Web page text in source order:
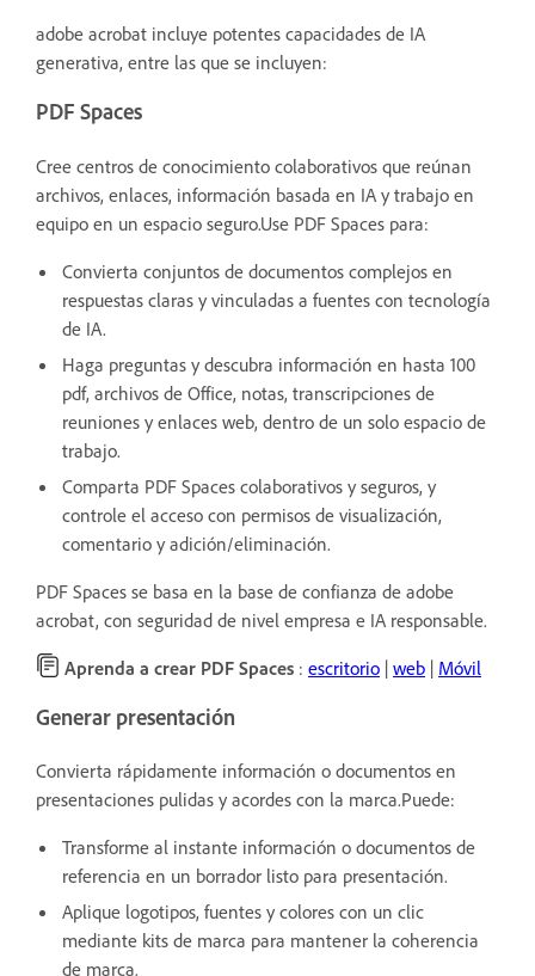
adobe acrobat incluye potentes capacidades de IA
generativa, entre las que se incluyen:
PDF Spaces
Cree centros de conocimiento colaborativos que reúnan
archivos, enlaces, información basada en IA y trabajo en
equipo en un espacio seguro.Use PDF Spaces para:
Convierta conjuntos de documentos complejos en
respuestas claras y vinculadas a fuentes con tecnología
de IA.
Haga preguntas y descubra información en hasta 100
pdf, archivos de Office, notas, transcripciones de
reuniones y enlaces web, dentro de un solo espacio de
trabajo.
Comparta PDF Spaces colaborativos y seguros, y
controle el acceso con permisos de visualización,
comentario y adición/eliminación.
PDF Spaces se basa en la base de confianza de adobe
acrobat, con seguridad de nivel empresa e IA responsable.
Aprenda a crear PDF Spaces : escritorio | web | Móvil
Generar presentación
Convierta rápidamente información o documentos en
presentaciones pulidas y acordes con la marca.Puede:
Transforme al instante información o documentos de
referencia en un borrador listo para presentación.
Aplique logotipos, fuentes y colores con un clic
mediante kits de marca para mantener la coherencia
de marca.